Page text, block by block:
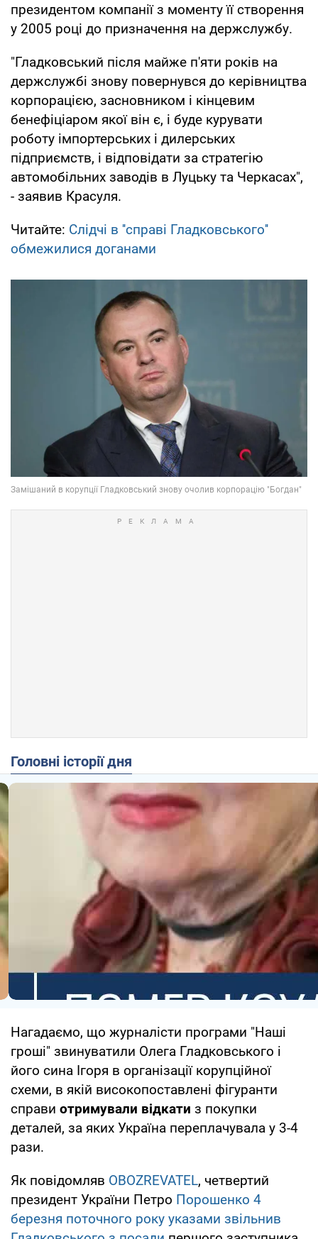
президентом компанії з моменту її створення
у 2005 році до призначення на держслужбу.
"Гладковський після майже п'яти років на
держслужбі знову повернувся до керівництва
корпорацією, засновником і кінцевим
бенефіціаром якої він є, і буде курувати
роботу імпортерських і дилерських
підприємств, і відповідати за стратегію
автомобільних заводів в Луцьку та Черкасах",
- заявив Красуля.
Читайте: Слідчі в ''справі Гладковського''
обмежилися доганами
Головні історії дня
Нагадаємо, що журналісти програми "Наші
гроші" звинуватили Олега Гладковського і
його сина Ігоря в організації корупційної
схеми, в якій високопоставлені фігуранти
справи отримували відкати з покупки
деталей, за яких Україна переплачувала у 3-4
рази.
Як повідомляв OBOZREVATEL, четвертий
президент України Петро Порошенко 4
березня поточного року указами звільнив